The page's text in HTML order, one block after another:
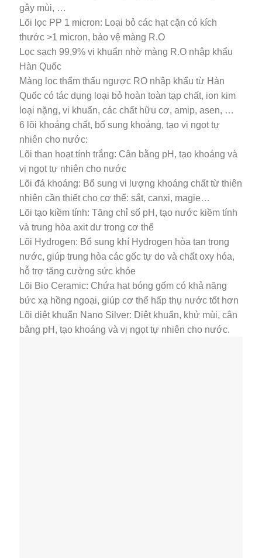
gây mùi, …
Lõi lọc PP 1 micron: Loại bỏ các hạt cặn có kích
thước >1 micron, bảo vệ màng R.O
Lọc sạch 99,9% vi khuẩn nhờ màng R.O nhập khẩu
Hàn Quốc
Màng lọc thẩm thấu ngược RO nhập khẩu từ Hàn
Quốc có tác dụng loại bỏ hoàn toàn tạp chất, ion kim
loại nặng, vi khuẩn, các chất hữu cơ, amip, asen, …
6 lõi khoáng chất, bổ sung khoáng, tạo vị ngọt tự
nhiên cho nước:
Lõi than hoạt tính trắng: Cân bằng pH, tạo khoáng và
vị ngọt tự nhiên cho nước
Lõi đá khoáng: Bổ sung vi lượng khoáng chất từ thiên
nhiên cần thiết cho cơ thể: sắt, canxi, magie…
Lõi tạo kiềm tính: Tăng chỉ số pH, tạo nước kiềm tính
và trung hòa axit dư trong cơ thể
Lõi Hydrogen: Bổ sung khí Hydrogen hòa tan trong
nước, giúp trung hòa các gốc tự do và chất oxy hóa,
hỗ trợ tăng cường sức khỏe
Lõi Bio Ceramic: Chứa hạt bóng gốm có khả năng
bức xạ hồng ngoại, giúp cơ thể hấp thụ nước tốt hơn
Lõi diệt khuẩn Nano Silver: Diệt khuẩn, khử mùi, cân
bằng pH, tạo khoáng và vị ngọt tự nhiên cho nước.